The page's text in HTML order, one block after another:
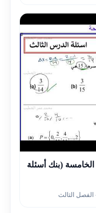
الخامسة (بنك أسئلة
الثالث